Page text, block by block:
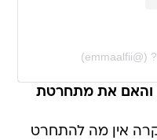
והאם את מתחרטת
אין מה להתחרט